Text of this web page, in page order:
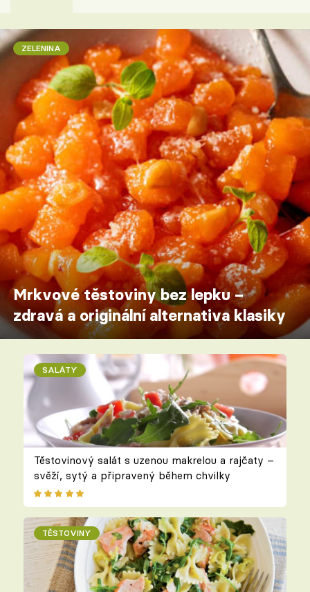
ZELENINA
Mrkvové těstoviny bez lepku –
zdravá a originální alternativa klasiky
SALÁTY
Těstovinový salát s uzenou makrelou a rajčaty –
svěží, sytý a připravený během chvilky
TĚSTOVINY